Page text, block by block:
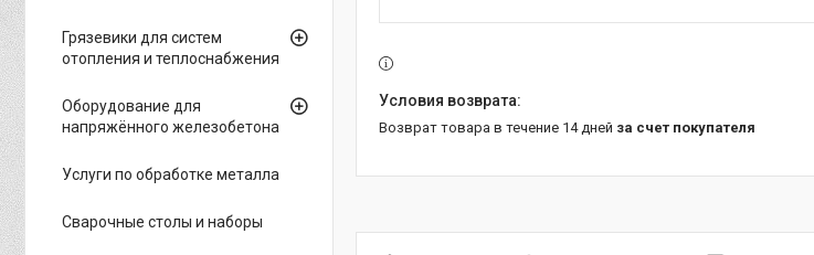
возврат товара в течение 14 дней за счет покупателя
Грязевики для систем
отопления и теплоснабжения
Оборудование для
напряжённого железобетона
Услуги по обработке металла
Сварочные столы и наборы